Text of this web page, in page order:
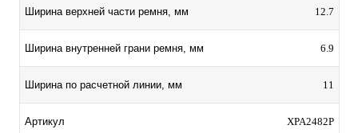
Ширина верхней части ремня, мм 12.7
Ширина внутренней грани ремня, мм 6.9
Ширина по расчетной линии, мм 11
Артикул XPA2482P